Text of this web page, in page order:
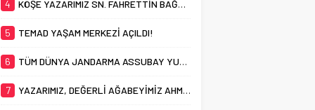
4 KÖŞE YAZARIMIZ SN. FAHRETTİN BAĞRI’YI KAYBETTİK
5 TEMAD YAŞAM MERKEZİ AÇILDI!
6 TÜM DÜNYA JANDARMA ASSUBAY YUSUF DİKEÇ’İ KONUŞUYOR
7 YAZARIMIZ, DEĞERLİ AĞABEYİMİZ AHMET ÇAM’I KAYBETMENİN ACISINI YAŞIYORUZ